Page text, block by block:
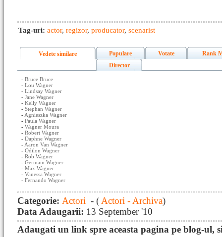
Tag-uri: actor, regizor, producator, scenarist
Vedete similare Populare Votate
Rank
Director
- Bruce Bruce
- Lou Wagner
- Lindsay Wagner
- Jane Wagner
- Kelly Wagner
- Stephan Wagner
- Agnieszka Wagner
- Paula Wagner
- Wagner Moura
- Robert Wagner
- Daphne Wagner
- Aaron Van Wagner
- Odilon Wagner
- Rob Wagner
- Germain Wagner
- Max Wagner
- Vanessa Wagner
- Fernando Wagner
Categorie: Actori - ( Actori - Archiva)
Data Adaugarii: 13 September '10
Adaugati un link spre aceasta pagina pe blog-ul,